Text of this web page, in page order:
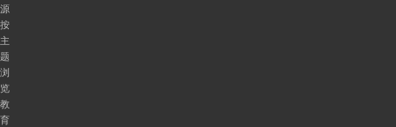
源
按
主
题
浏
览
教
育